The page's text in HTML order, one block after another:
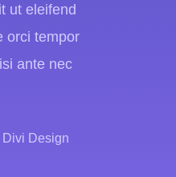
ut eleifend
orci tempor
ante nec
Design